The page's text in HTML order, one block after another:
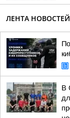
ЛЕНТА НОВОСТЕЙ
В